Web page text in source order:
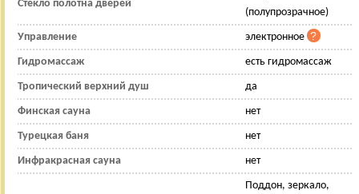
Стекло полотна дверей
(полупрозрачное)
Управление электронное
Гидромассаж есть гидромассаж
Тропический верхний душ да
Финская сауна нет
Турецкая баня нет
Инфракрасная сауна нет
Поддон, зеркало,